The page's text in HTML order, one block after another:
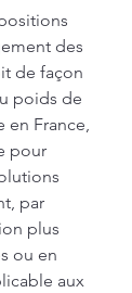
des
de façon
poids de
en France,
pour
par
plus
ou en
aux